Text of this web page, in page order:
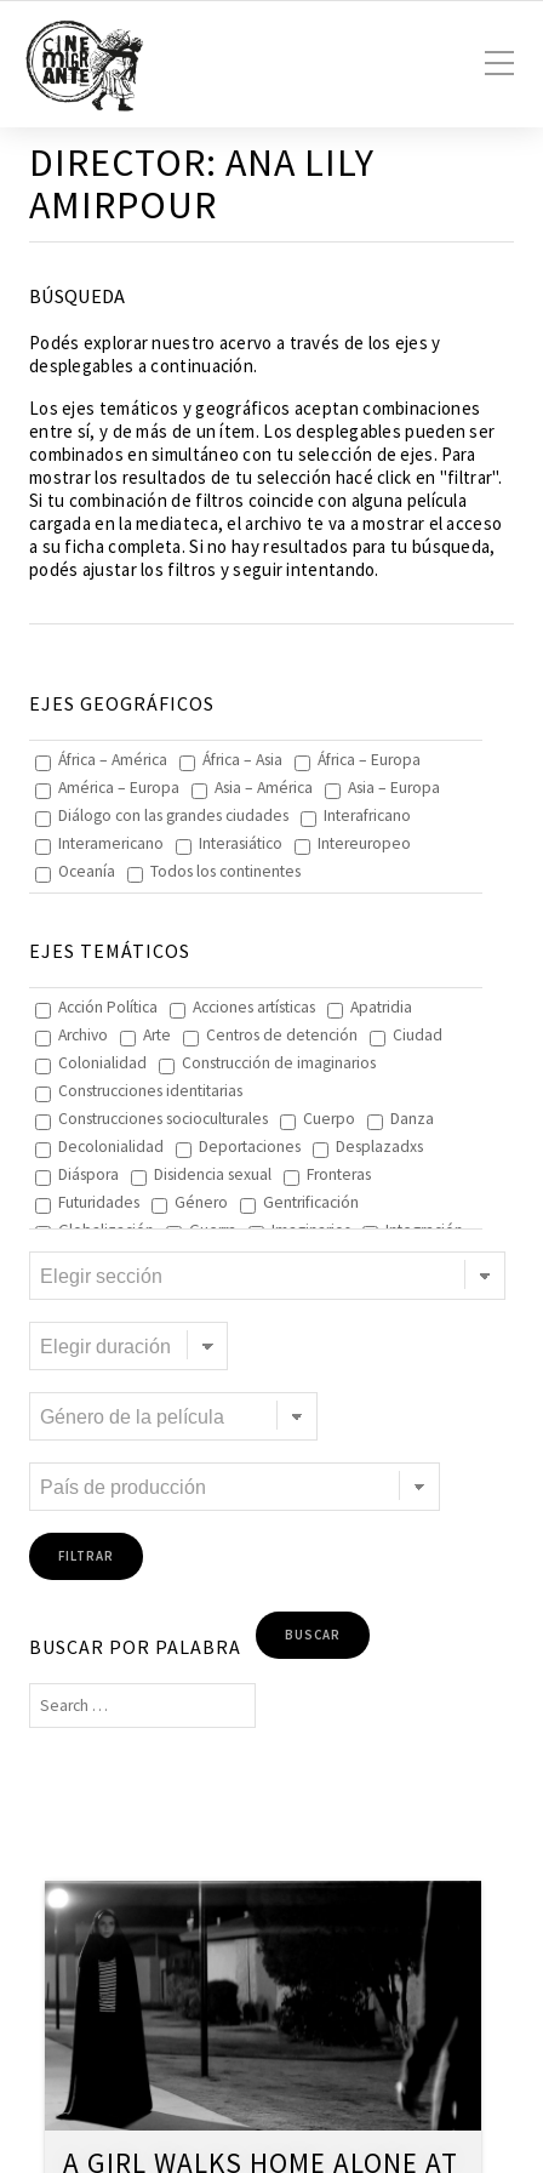
DIRECTOR: ANA LILY
AMIRPOUR
BÚSQUEDA
Podés explorar nuestro acervo a través de los ejes y
desplegables a continuación.
Los ejes temáticos y geográficos aceptan combinaciones
entre sí, y de más de un ítem. Los desplegables pueden ser
combinados en simultáneo con tu selección de ejes. Para
mostrar los resultados de tu selección hacé click en "filtrar".
Si tu combinación de filtros coincide con alguna película
cargada en la mediateca, el archivo te va a mostrar el acceso
a su ficha completa. Si no hay resultados para tu búsqueda,
podés ajustar los filtros y seguir intentando.
EJES GEOGRÁFICOS
África – América África – Asia
África – Europa
América – Europa
Asia – América
Asia – Europa
Diálogo con las grandes ciudades
Interafricano
Interamericano
Interasiático
Intereuropeo
Oceanía
Todos los continentes
EJES TEMÁTICOS
Acción Política Acciones artísticas
Apatridia
Archivo
Arte Centros de detención
Ciudad
Colonialidad
Construcción de imaginarios
Construcciones identitarias
Construcciones socioculturales
Cuerpo
Danza
Decolonialidad
Deportaciones
Desplazadxs
Diáspora
Disidencia sexual
Fronteras
Futuridades
Género
Gentrificación
Globalización
Guerra Imaginarios
Integración
Interculturalidad
Interculturalidad en el arte
Interculturalidad en la música
Migración y DD.HH
Migración y globalización
Migración y Pueblos originarios
Migración y recursos naturales
Migración y salud
Movimiento
Mujeres
Niñez
Otredad
Pueblos Originarios
Racialidad
Refugiadxs y solicitantes de asilo
BUSCAR POR PALABRA
A GIRL WALKS HOME ALONE AT